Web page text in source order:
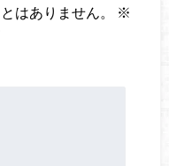
はありません。
※